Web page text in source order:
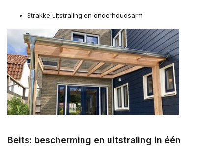
Strakke uitstraling en onderhoudsarm
Beits: bescherming en uitstraling in één